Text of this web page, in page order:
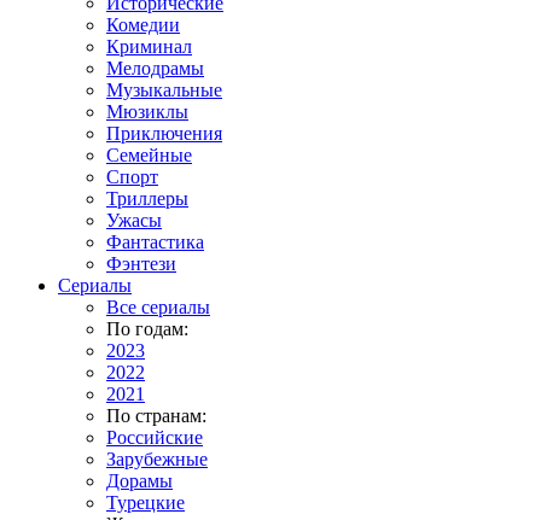
Комедии
Криминал
Мелодрамы
Музыкальные
Мюзиклы
Приключения
Семейные
Спорт
Триллеры
Ужасы
Фантастика
Фэнтези
Сериалы
Все сериалы
По годам:
2023
2022
2021
По странам:
Российские
Зарубежные
Дорамы
Турецкие